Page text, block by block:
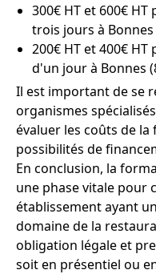
300€ HT et 600€
trois jours à Bonnes
200€ HT et 400€
d'un jour à Bonnes
Il est important de se
organismes
évaluer les coûts de
possibilités de
En conclusion, la
une phase vitale pour
établissement ayant
domaine de la
obligation légale et
soit en présentiel ou